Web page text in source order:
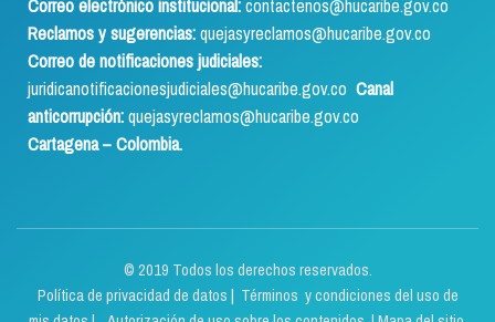
Correo electrónico institucional:contactenos@hucaribe.gov.co
Reclamos y sugerencias:quejasyreclamos@hucaribe.gov.co
Correo de notificaciones judiciales:
juridicanotificacionesjudiciales@hucaribe.gov.co Canal
anticorrupción:quejasyreclamos@hucaribe.gov.co
Cartagena – Colombia.
© 2019 Todos los derechos reservados.
Política de privacidad de datos | Términos y condiciones del uso de